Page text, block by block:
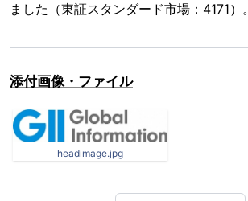
ました（東証スタンダード市場：4171）。
添付画像・ファイル
headimage.jpg